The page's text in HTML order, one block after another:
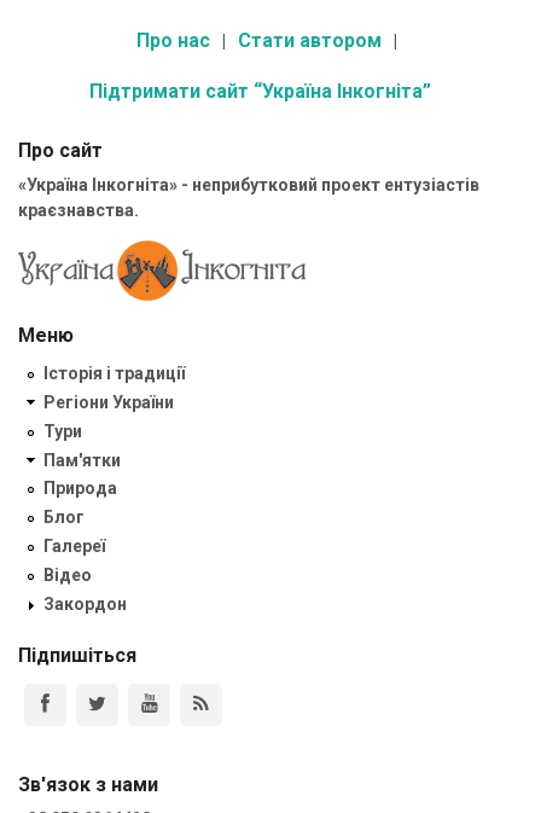
Про нас Стати автором
Підтримати сайт “Україна Інкогніта”
Про сайт
«Україна Інкогніта» - неприбутковий проект ентузіастів
краєзнавства.
Меню
Історія і традиції
Регіони України
Тури
Пам'ятки
Природа
Блог
Галереї
Відео
Закордон
Підпишіться
Зв'язок з нами